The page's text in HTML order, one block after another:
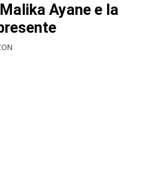
Ayane e la